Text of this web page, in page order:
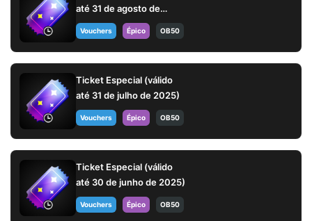
até 31 de agosto de
2025)
Vouchers Épico OB50
Ticket Especial (válido
até 31 de julho de 2025)
Vouchers Épico OB50
Ticket Especial (válido
até 30 de junho de 2025)
Vouchers Épico OB50